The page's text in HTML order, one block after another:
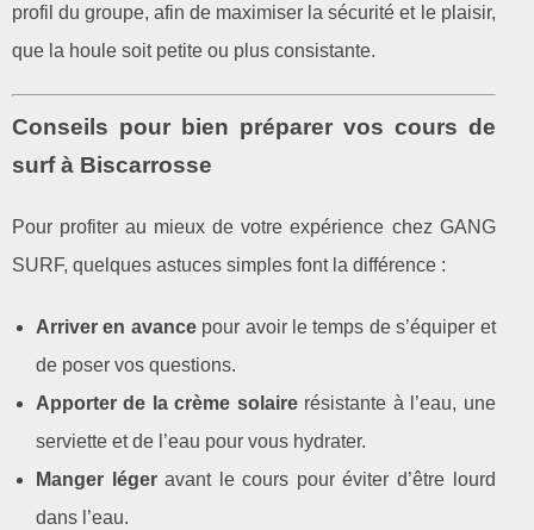
profil du groupe, afin de maximiser la sécurité et le plaisir,
que la houle soit petite ou plus consistante.
Conseils pour bien préparer vos cours de
surf à Biscarrosse
Pour profiter au mieux de votre expérience chez GANG
SURF, quelques astuces simples font la différence :
Arriver en avancepour avoir le temps de s’équiper et
de poser vos questions.
Apporter de la crème solairerésistante à l’eau, une
serviette et de l’eau pour vous hydrater.
Manger légeravant le cours pour éviter d’être lourd
dans l’eau.